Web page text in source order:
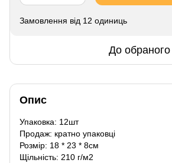
Замовлення від 12 одиниць
До обраного
Опис
Упаковка: 12шт
Продаж: кратно упаковці
Розмір: 18 * 23 * 8см
Щільність: 210 г/м2